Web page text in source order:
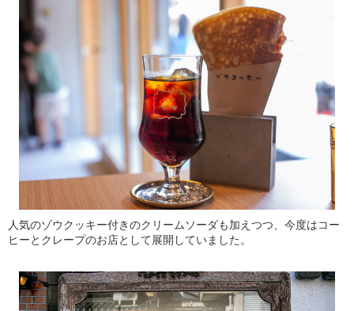
人気のゾウクッキー付きのクリームソーダも加えつつ、今度はコー
ヒーとクレープのお店として展開していました。